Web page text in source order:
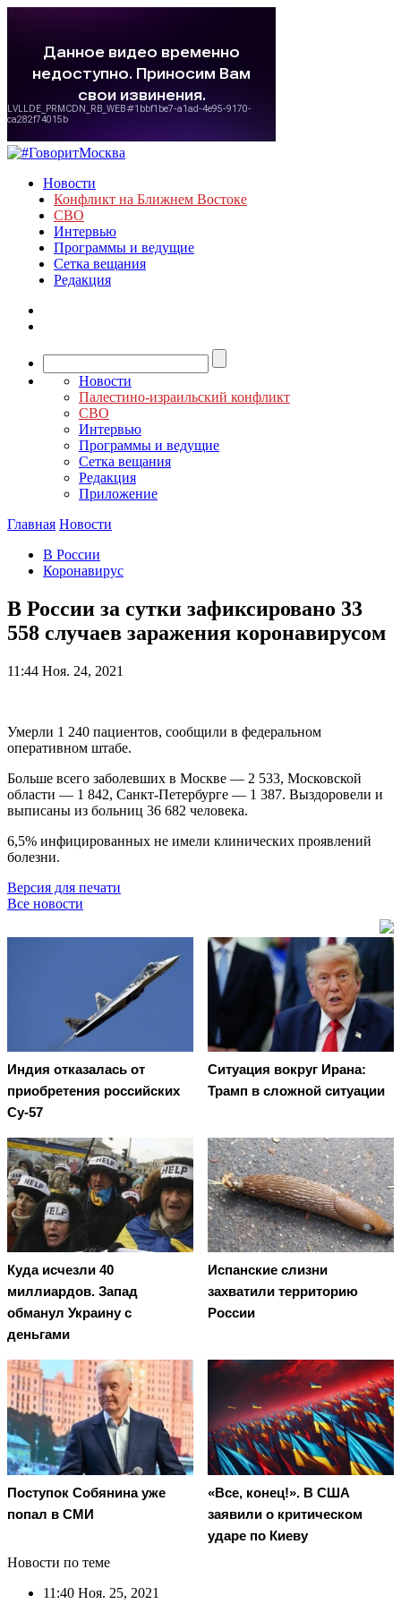
Новости
Конфликт на Ближнем Востоке
СВО
Интервью
Программы и ведущие
Сетка вещания
Редакция
Новости
Палестино-израильский конфликт
СВО
Интервью
Программы и ведущие
Сетка вещания
Редакция
Приложение
Главная Новости
В России
Коронавирус
В России за сутки зафиксировано 33
558 случаев заражения коронавирусом
11:44 Ноя. 24, 2021
Умерли 1 240 пациентов, сообщили в федеральном
оперативном штабе.
Больше всего заболевших в Москве — 2 533, Московской
области — 1 842, Санкт-Петербурге — 1 387. Выздоровели и
выписаны из больниц 36 682 человека.
6,5% инфицированных не имели клинических проявлений
болезни.
Версия для печати
Все новости
Индия отказалась от
приобретения российских
Су-57
Ситуация вокруг Ирана:
Трамп в сложной ситуации
Куда исчезли 40
миллиардов. Запад
обманул Украину с
деньгами
Испанские слизни
захватили территорию
России
Поступок Собянина уже
попал в СМИ
«Все, конец!». В США
заявили о критическом
ударе по Киеву
Новости по теме
11:40 Ноя. 25, 2021